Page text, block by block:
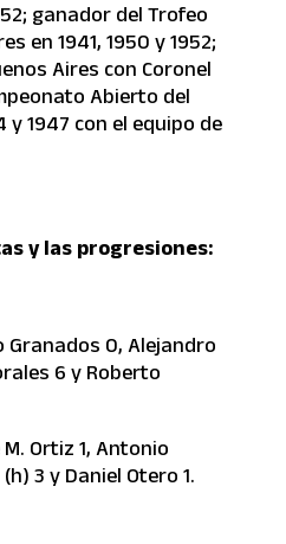
ganador del Trofeo
en 1941, 1950 y 1952;
Aires con Coronel
Abierto del
y 1947 con el equipo de
y las progresiones:
Granados 0, Alejandro
6 y Roberto
M. Ortiz 1, Antonio
3 y Daniel Otero 1.